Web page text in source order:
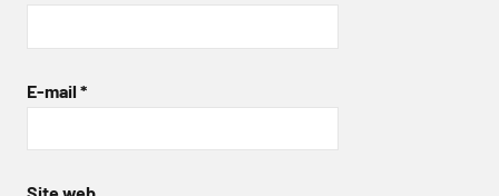
E-mail *